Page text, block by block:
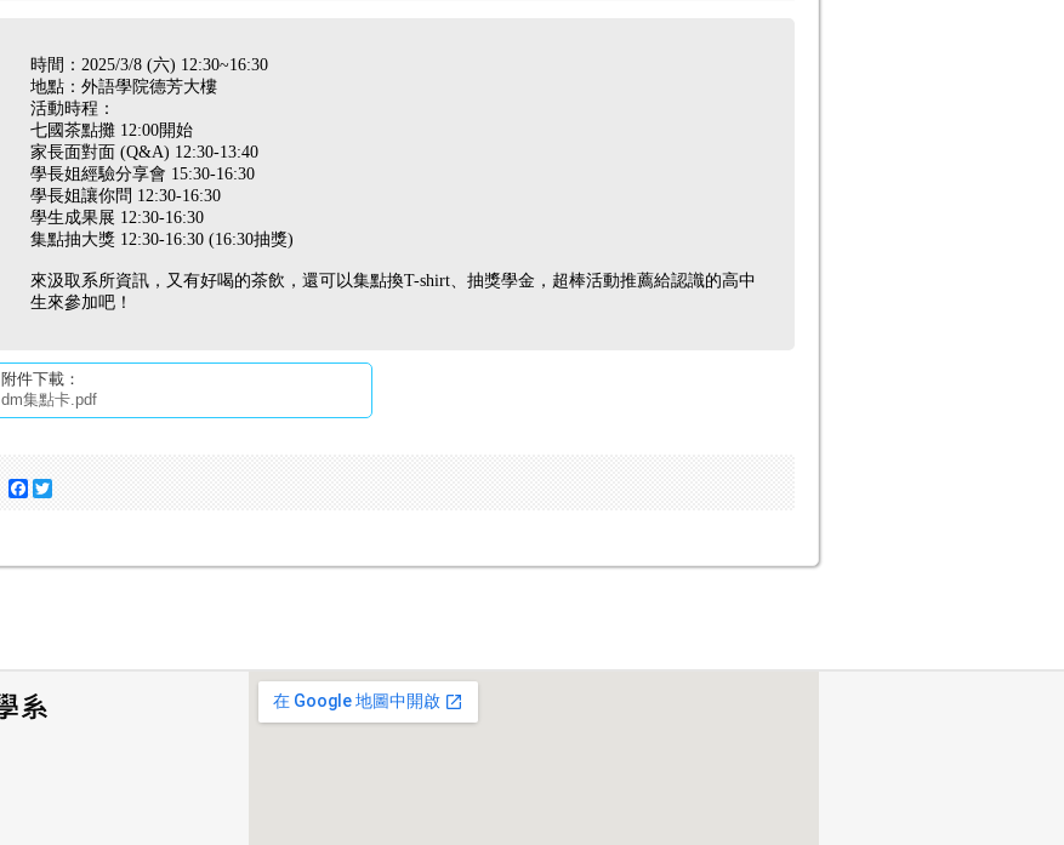
時間：2025/3/8 (六) 12:30~16:30
地點：外語學院德芳大樓
活動時程：
七國茶點攤 12:00開始
家長面對面 (Q&A) 12:30-13:40
學長姐經驗分享會 15:30-16:30
學長姐讓你問 12:30-16:30
學生成果展 12:30-16:30
集點抽大獎 12:30-16:30 (16:30抽獎)
來汲取系所資訊，又有好喝的茶飲，還可以集點換T-shirt、抽獎學金，超棒活動推薦給認識的高中
生來參加吧！
附件下載：
dm集點卡.pdf
Facebook